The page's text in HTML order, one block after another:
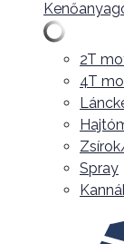
2T
4T
Spray